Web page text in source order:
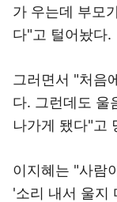
가 우는데 부모
다"고 털어놨다.
그러면서 "처음
다. 그런데도 울
나가게 됐다"고
이지혜는 "사람
'소리 내서 울지